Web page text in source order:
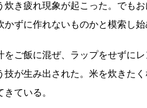
炊き疲れ現象が起こった。でもお
ずに作れないものかと模索し始
をご飯に混ぜ、ラップをせずに
技が生み出された。米を炊きた
ている。